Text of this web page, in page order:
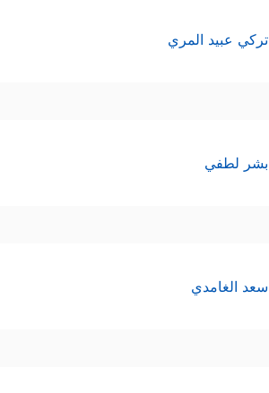
تركي عبيد المري
بشر لطفي
سعد الغامدي